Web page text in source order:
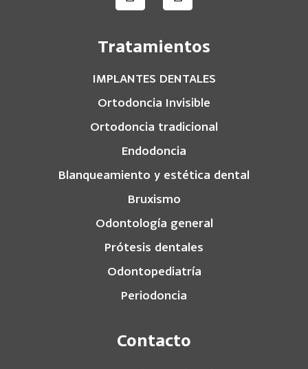
Tratamientos
IMPLANTES DENTALES
Ortodoncia Invisible
Ortodoncia tradicional
Endodoncia
Blanqueamiento y estética dental
Bruxismo
Odontología general
Prótesis dentales
Odontopediatría
Periodoncia
Contacto